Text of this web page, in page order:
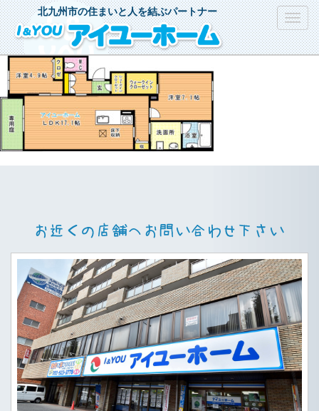
北九州市の住まいと人を結ぶパートナー